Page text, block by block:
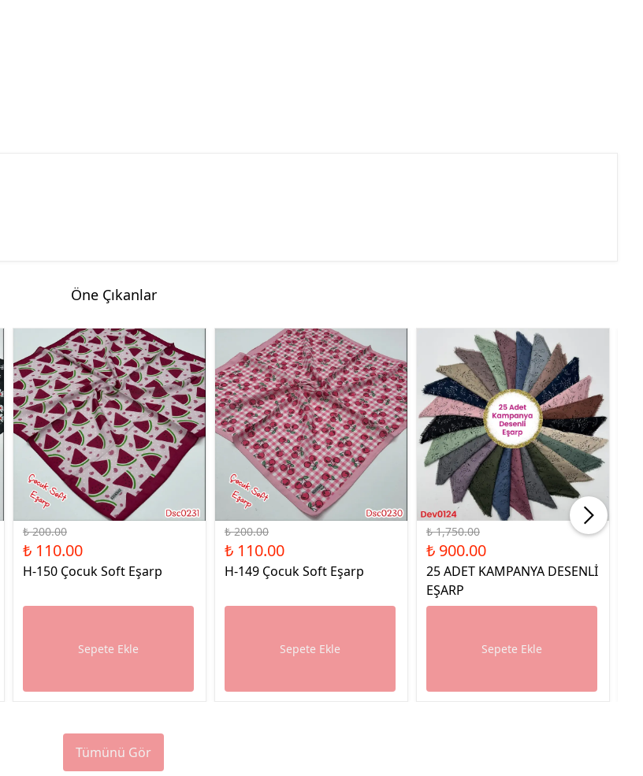
Öne Çıkanlar
%45 İndirim
₺ 200.00
₺ 110.00
H-150 Çocuk Soft Eşarp
Sepete Ekle
%45 İndirim
₺ 200.00
₺ 110.00
H-149 Çocuk Soft Eşarp
Sepete Ekle
%49 İndirim
₺ 1,750.00
₺ 900.00
25 ADET KAMPANYA DESENLİ
EŞARP
Sepete Ekle
Tümünü Gör